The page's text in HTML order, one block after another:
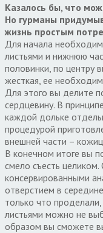
Казалось бы, что
Но гурманы
жизнь простым
Для начала
листьями и нижнюю
половинки, по центру
жесткая, ее
Для этого вы делите
сердцевину. В
каждой дольке
процедурой
внешней части –
В конечном итоге вы
смело съесть
консервированными
отверстием в
только что
листьями можно не
образом вы сможете